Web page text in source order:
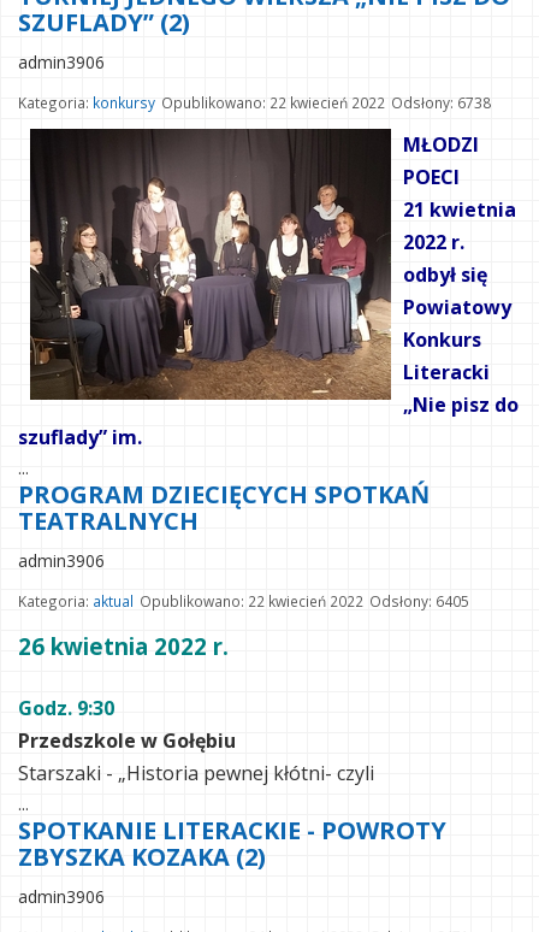
SZUFLADY” (2)
admin3906
Kategoria: konkursy Opublikowano: 22 kwiecień 2022 Odsłony: 6738
MŁODZI
POECI
21 kwietnia
2022 r.
odbył się
Powiatowy
Konkurs
Literacki
„Nie pisz do
szuflady” im.
...
PROGRAM DZIECIĘCYCH SPOTKAŃ
TEATRALNYCH
admin3906
Kategoria: aktual Opublikowano: 22 kwiecień 2022 Odsłony: 6405
26 kwietnia 2022 r.
Godz. 9:30
Przedszkole w Gołębiu
Starszaki - „Historia pewnej kłótni- czyli
...
SPOTKANIE LITERACKIE - POWROTY
ZBYSZKA KOZAKA (2)
admin3906